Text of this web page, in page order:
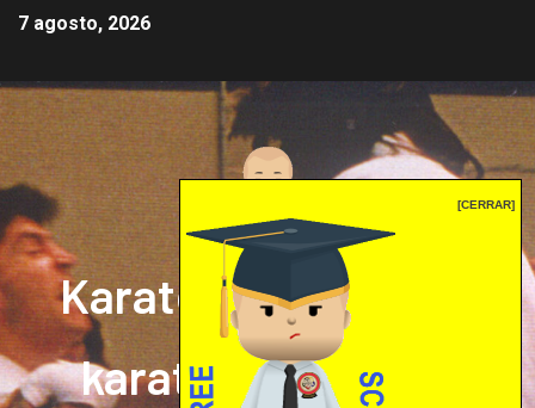
[CERRAR]
7 agosto, 2026
Karate mrprepor: el
karate en internet